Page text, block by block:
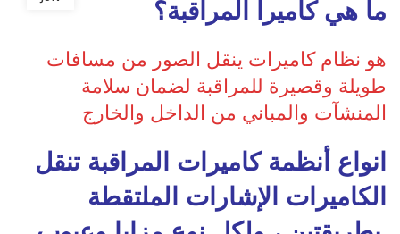
ما هي كاميرا المراقبة؟
هو نظام كاميرات ينقل الصور من مسافات
طويلة وقصيرة للمراقبة لضمان سلامة
المنشآت والمباني من الداخل والخارج
انواع أنظمة كاميرات المراقبة تنقل
الكاميرات الإشارات الملتقطة